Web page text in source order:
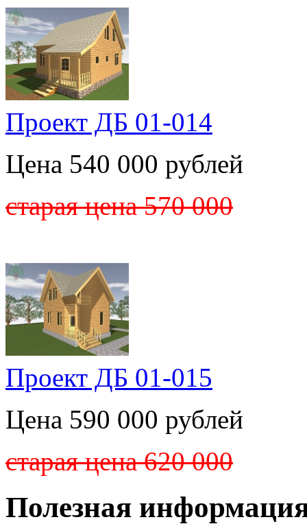
Проект ДБ 01-014
Цена 540 000 рублей
старая цена 570 000
Проект ДБ 01-015
Цена 590 000 рублей
старая цена 620 000
Полезная